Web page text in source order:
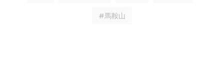
#馬鞍山